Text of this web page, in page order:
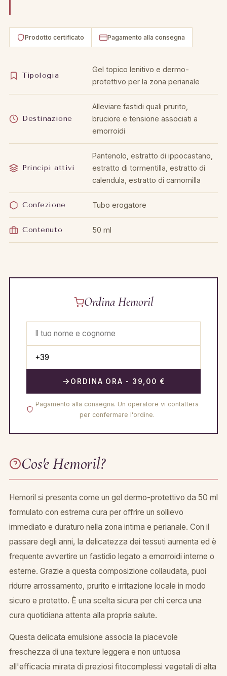
Prodotto certificato Pagamento alla consegna
Tipologia
Gel topico lenitivo e dermo-
protettivo per la zona perianale
Destinazione
Alleviare fastidi quali prurito,
bruciore e tensione associati a
emorroidi
Principi attivi
Pantenolo, estratto di ippocastano,
estratto di tormentilla, estratto di
calendula, estratto di camomilla
Confezione Tubo erogatore
Contenuto 50 ml
Ordina Hemoril
ORDINA ORA - 39,00 €
Pagamento alla consegna. Un operatore vi contattera
per confermare l'ordine.
Cos'e Hemoril?
Hemoril si presenta come un gel dermo-protettivo da 50 ml
formulato con estrema cura per offrire un sollievo
immediato e duraturo nella zona intima e perianale. Con il
passare degli anni, la delicatezza dei tessuti aumenta ed è
frequente avvertire un fastidio legato a emorroidi interne o
esterne. Grazie a questa composizione collaudata, puoi
ridurre arrossamento, prurito e irritazione locale in modo
sicuro e protetto. È una scelta sicura per chi cerca una
cura quotidiana attenta alla propria salute.
Questa delicata emulsione associa la piacevole
freschezza di una texture leggera e non untuosa
all'efficacia mirata di preziosi fitocomplessi vegetali di alta